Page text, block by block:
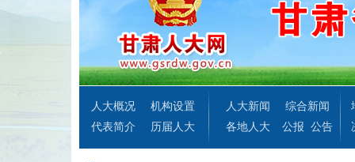
人大概况
机构设置
代表简介
历届人大
人大新闻
综合新闻
各地人大
公报 公告